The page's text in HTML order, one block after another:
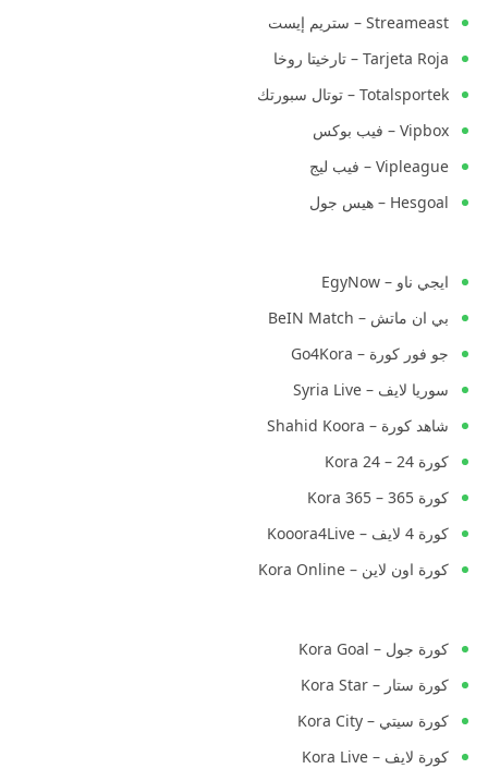
Streameast – ستريم إيست
Tarjeta Roja – تارخيتا روخا
Totalsportek – توتال سبورتك
Vipbox – فيب بوكس
Vipleague – فيب ليج
Hesgoal – هيس جول
ايجي ناو – EgyNow
بي ان ماتش – BeIN Match
جو فور كورة – Go4Kora
سوريا لايف – Syria Live
شاهد كورة – Shahid Koora
كورة 24 – Kora 24
كورة 365 – Kora 365
كورة 4 لايف – Kooora4Live
كورة اون لاين – Kora Online
كورة جول – Kora Goal
كورة ستار – Kora Star
كورة سيتي – Kora City
كورة لايف – Kora Live